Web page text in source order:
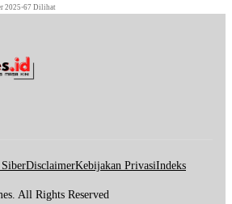
2025•67 Dilihat
DisclaimerKebijakan PrivasiIndeks
All Rights Reserved